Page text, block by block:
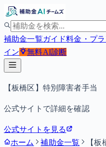
補助金一覧ガイド料金・プラ
イン
無料AI診断
【板橋区】特別障害者手当
公式サイトで詳細を確認
公式サイトを見る
ホーム
補助金一覧
【